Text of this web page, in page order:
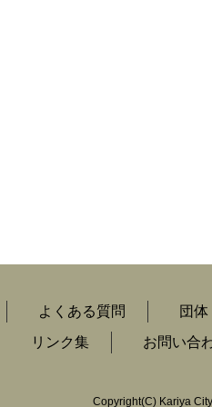
よくある質問 団
リンク集
お問い合
Copyright(C) Kariya